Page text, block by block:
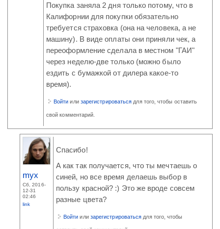
Покупка заняла 2 дня только потому, что в
Калифорнии для покупки обязательно
требуется страховка (она на человека, а не
машину). В виде оплаты они приняли чек, а
переоформление сделала в местном "ГАИ"
через неделю-две только (можно было
ездить с бумажкой от дилера какое-то
время).
Войти или зарегистрироваться для того, чтобы оставить
свой комментарий.
myx
Сб, 2016-
12-31
02:46
link
Спасибо!
А как так получается, что ты мечтаешь о
синей, но все время делаешь выбор в
пользу красной? :) Это же вроде совсем
разные цвета?
Войти или зарегистрироваться для того, чтобы